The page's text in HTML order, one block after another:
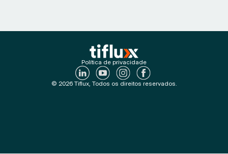
© 2026 Tiflux, Todos os direitos reservados.
Política de privacidade